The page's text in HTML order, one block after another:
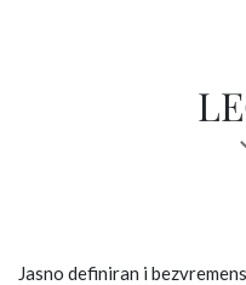
Jasno definiran i